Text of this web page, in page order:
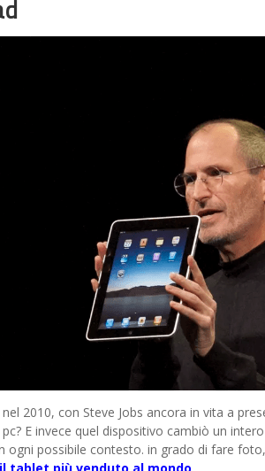
nel 2010, con Steve Jobs ancora in vita a
E invece quel dispositivo cambiò un
ogni possibile contesto. in grado di fare